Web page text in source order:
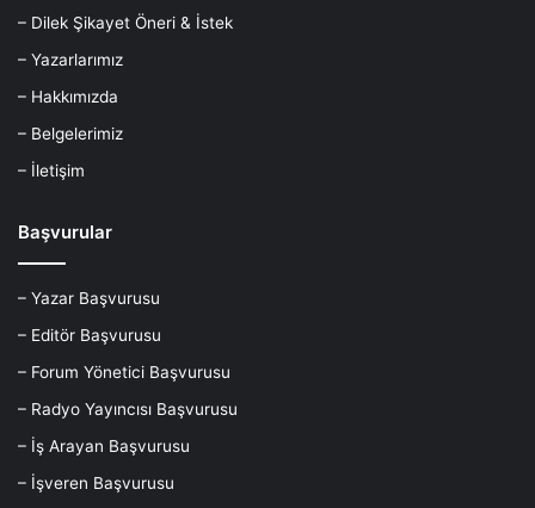
– Dilek Şikayet Öneri & İstek
– Yazarlarımız
– Hakkımızda
– Belgelerimiz
– İletişim
Başvurular
– Yazar Başvurusu
– Editör Başvurusu
– Forum Yönetici Başvurusu
– Radyo Yayıncısı Başvurusu
– İş Arayan Başvurusu
– İşveren Başvurusu